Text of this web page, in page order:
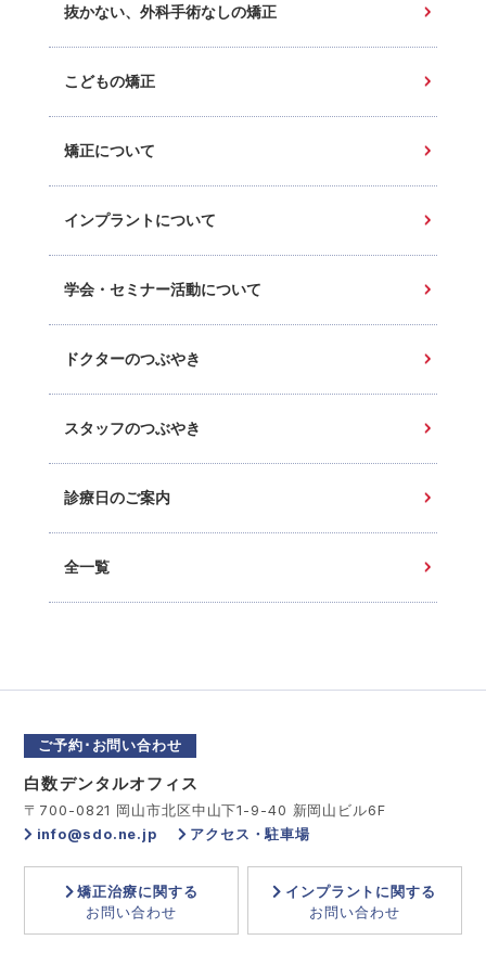
抜かない、外科手術なしの矯正
こどもの矯正
矯正について
インプラントについて
学会・セミナー活動について
ドクターのつぶやき
スタッフのつぶやき
診療日のご案内
全一覧
ご予約･お問い合わせ
白数デンタルオフィス
〒700-0821 岡山市北区中山下1-9-40 新岡山ビル6F
info@sdo.ne.jp
アクセス・駐車場
矯正治療に関する
お問い合わせ
インプラントに関する
お問い合わせ